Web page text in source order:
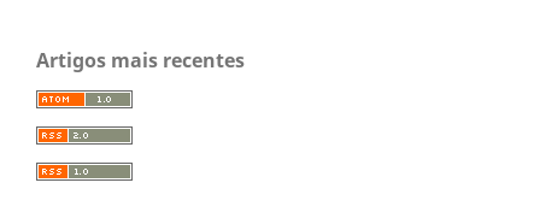
Artigos mais recentes